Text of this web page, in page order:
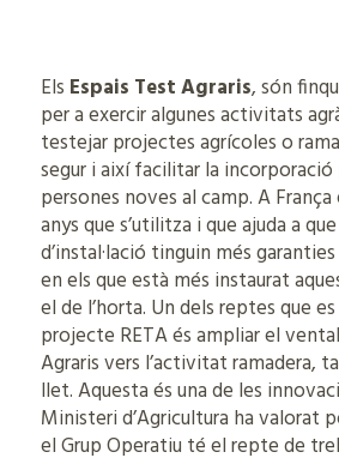
Els Espais Test Agraris, són
per a exercir algunes activitats
testejar projectes agrícoles o
segur i així facilitar la incorporació
persones noves al camp. A
anys que s’utilitza i que ajuda a
d’instal·lació tinguin més
en els que està més instaurat
el de l’horta. Un dels reptes que
projecte RETA és ampliar el
Agraris vers l’activitat ramadera,
llet. Aquesta és una de les
Ministeri d’Agricultura ha valorat
el Grup Operatiu té el repte de